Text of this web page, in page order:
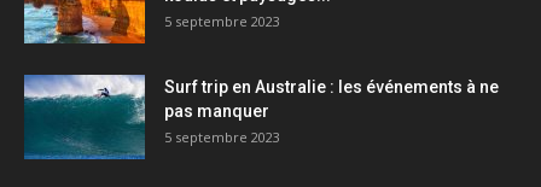
5 septembre 2023
Surf trip en Australie : les événements à ne
pas manquer
5 septembre 2023